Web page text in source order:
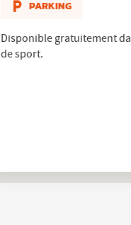
PARKING
Disponible gratuitement
de sport.